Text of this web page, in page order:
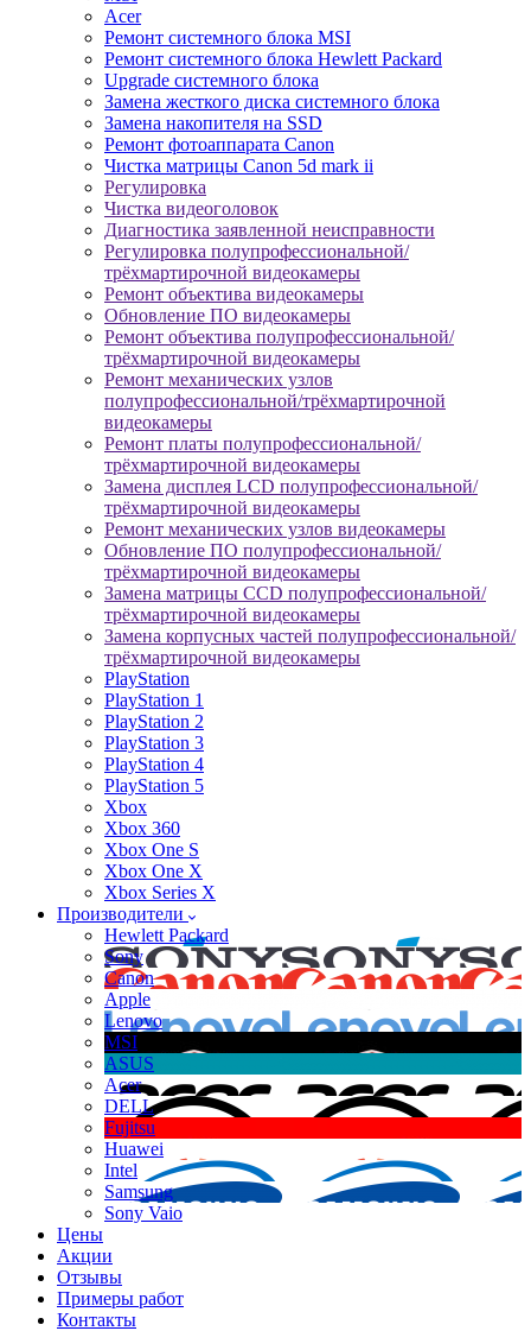
Acer
Ремонт системного блока MSI
Ремонт системного блока Hewlett Packard
Upgrade системного блока
Замена жесткого диска системного блока
Замена накопителя на SSD
Ремонт фотоаппарата Canon
Чистка матрицы Canon 5d mark ii
Регулировка
Чистка видеоголовок
Диагностика заявленной неисправности
Регулировка полупрофессиональной/
трёхмартирочной видеокамеры
Ремонт объектива видеокамеры
Обновление ПО видеокамеры
Ремонт объектива полупрофессиональной/
трёхмартирочной видеокамеры
Ремонт механических узлов
полупрофессиональной/трёхмартирочной
видеокамеры
Ремонт платы полупрофессиональной/
трёхмартирочной видеокамеры
Замена дисплея LCD полупрофессиональной/
трёхмартирочной видеокамеры
Ремонт механических узлов видеокамеры
Обновление ПО полупрофессиональной/
трёхмартирочной видеокамеры
Замена матрицы CCD полупрофессиональной/
трёхмартирочной видеокамеры
Замена корпусных частей полупрофессиональной/
трёхмартирочной видеокамеры
PlayStation
PlayStation 1
PlayStation 2
PlayStation 3
PlayStation 4
PlayStation 5
Xbox
Xbox 360
Xbox One S
Xbox One X
Xbox Series X
Производители
Hewlett Packard
Sony
Canon
Apple
Lenovo
MSI
ASUS
Acer
DELL
Fujitsu
Huawei
Intel
Samsung
Sony Vaio
Цены
Акции
Отзывы
Примеры работ
Контакты